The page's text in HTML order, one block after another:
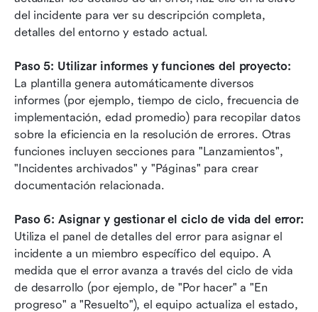
del incidente para ver su descripción completa,
detalles del entorno y estado actual.
La plantilla genera automáticamente diversos
informes (por ejemplo, tiempo de ciclo, frecuencia de
implementación, edad promedio) para recopilar datos
sobre la eficiencia en la resolución de errores. Otras
funciones incluyen secciones para "Lanzamientos",
"Incidentes archivados" y "Páginas" para crear
documentación relacionada.
Utiliza el panel de detalles del error para asignar el
incidente a un miembro específico del equipo. A
medida que el error avanza a través del ciclo de vida
de desarrollo (por ejemplo, de "Por hacer" a "En
progreso" a "Resuelto"), el equipo actualiza el estado,